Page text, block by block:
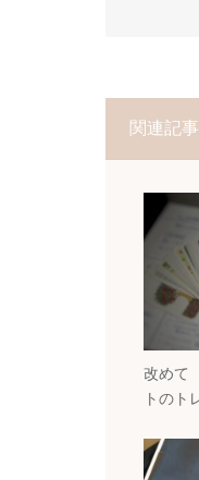
関連記事
改めて
トのト